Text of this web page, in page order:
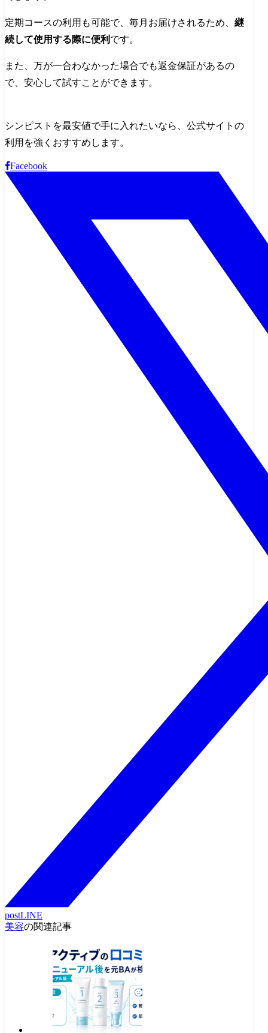
定期コースの利用も可能で、毎月お届けされるため、 継
続して使用する際に便利 です。
また、万が一合わなかった場合でも返金保証があるの
で、安心して試すことができます。
シンピストを最安値で手に入れたいなら、公式サイトの
利用を強くおすすめします。
Facebook
postLINE
美容の関連記事